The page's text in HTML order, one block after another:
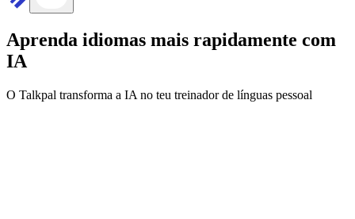
Aprenda idiomas mais rapidamente com
IA
O Talkpal transforma a IA no teu treinador de línguas pessoal